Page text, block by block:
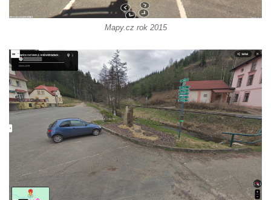
Socha Kozorožec horský v ZOO Hluboká
Socha Včela v ZOO Hluboká
Lysá nad Labem, barokní město Šporkovo
Socha Nosorožík v ZOO Hluboká
Socha Rosomák v ZOO Hluboká
Socha Beruška v ZOO Hluboká
Socha Vážka v ZOO Hluboká
Socha Volavka v ZOO Hluboká
Flamingo trůn v ZOO Hluboká
Lavička Kůň Převalského v ZOO Hluboká
Mapy.cz rok 2015